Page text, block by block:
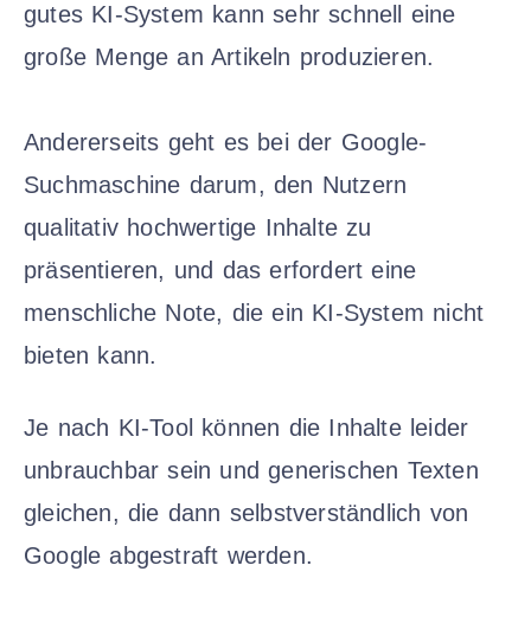
gutes KI-System kann sehr schnell eine
große Menge an Artikeln produzieren.
Andererseits geht es bei der Google-
Suchmaschine darum, den Nutzern
qualitativ hochwertige Inhalte zu
präsentieren, und das erfordert eine
menschliche Note, die ein KI-System nicht
bieten kann.
Je nach KI-Tool können die Inhalte leider
unbrauchbar sein und generischen Texten
gleichen, die dann selbstverständlich von
Google abgestraft werden.